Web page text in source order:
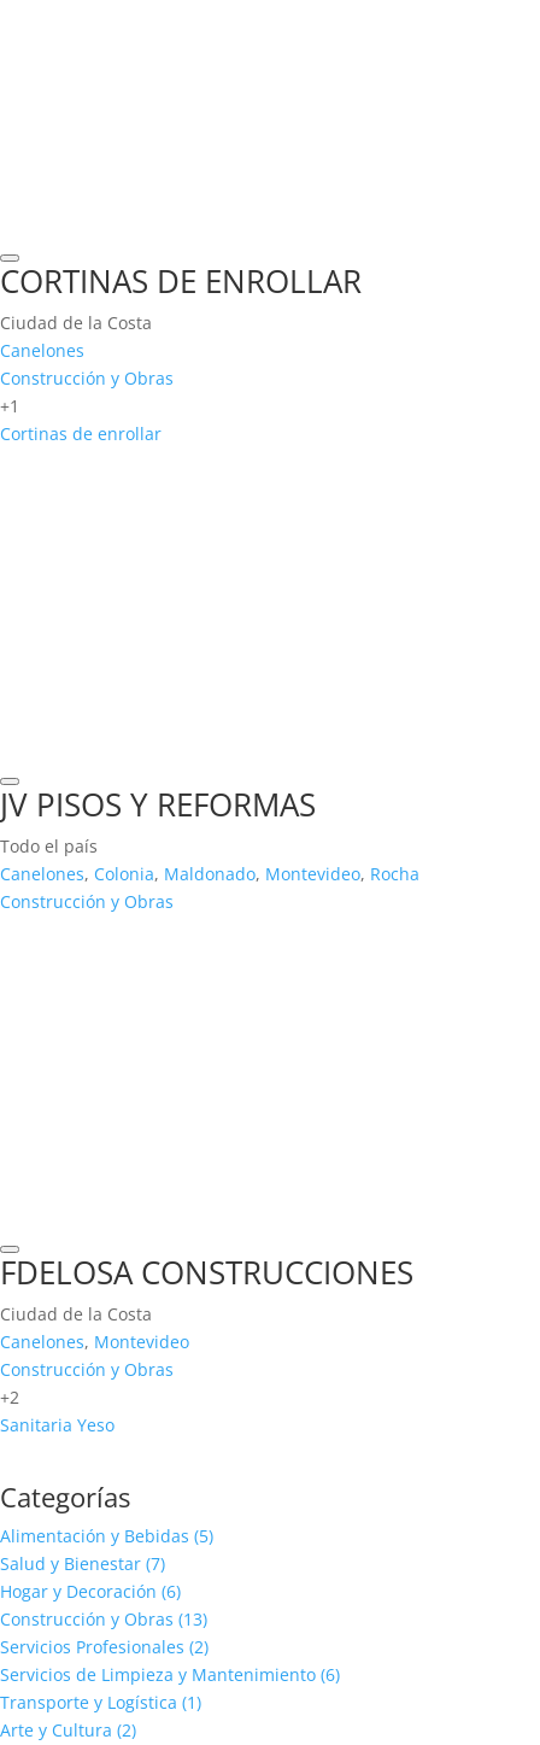
CORTINAS DE ENROLLAR
Ciudad de la Costa
Canelones
Construcción y Obras
+1
Cortinas de enrollar
JV PISOS Y REFORMAS
Todo el país
Canelones, Colonia, Maldonado, Montevideo, Rocha
Construcción y Obras
FDELOSA CONSTRUCCIONES
Ciudad de la Costa
Canelones, Montevideo
Construcción y Obras
+2
Sanitaria Yeso
Categorías
Alimentación y Bebidas (5)
Salud y Bienestar (7)
Hogar y Decoración (6)
Construcción y Obras (13)
Servicios Profesionales (2)
Servicios de Limpieza y Mantenimiento (6)
Transporte y Logística (1)
Arte y Cultura (2)